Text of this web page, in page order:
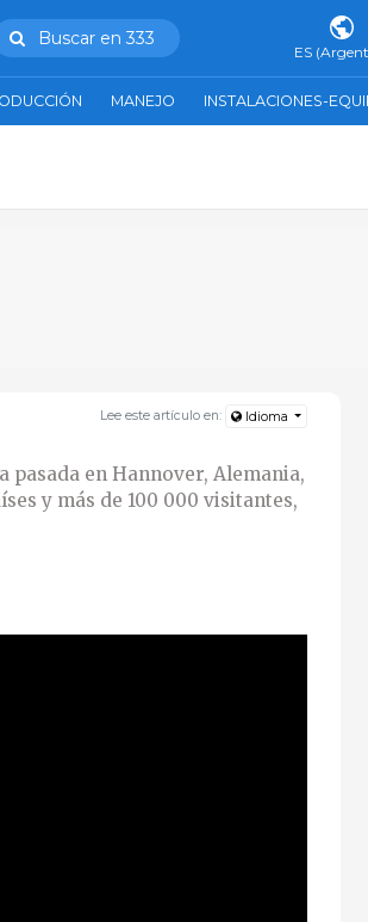
Buscar en 333
MANEJO INSTALACIONES-
Lee este artículo en: Idioma
pasada en Hannover, Alemania,
y más de 100 000 visitantes,